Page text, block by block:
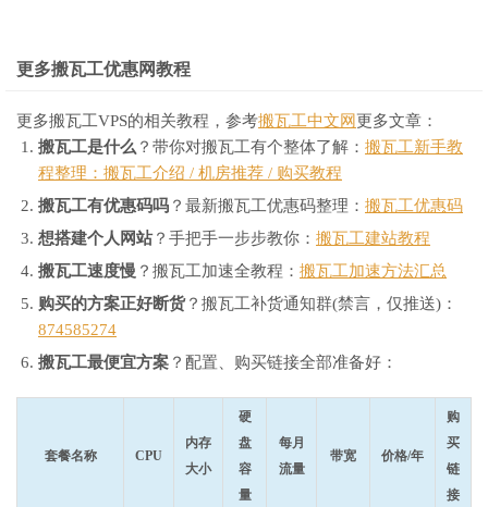
更多搬瓦工优惠网教程
更多搬瓦工VPS的相关教程，参考搬瓦工中文网 更多文章：
搬瓦工是什么 ？带你对搬瓦工有个整体了解： 搬瓦工新手教
程整理：搬瓦工介绍 / 机房推荐 / 购买教程
搬瓦工有优惠码吗 ？最新搬瓦工优惠码整理： 搬瓦工优惠码
想搭建个人网站？手把手一步步教你： 搬瓦工建站教程
搬瓦工速度慢 ？搬瓦工加速全教程： 搬瓦工加速方法汇总
购买的方案正好断货？搬瓦工补货通知群(禁言，仅推送)：
874585274
搬瓦工最便宜方案 ？配置、购买链接全部准备好：
套餐名称 CPU
内存
大小
硬
盘
容
量
每月
流量
带宽 价格/年
购
买
链
接